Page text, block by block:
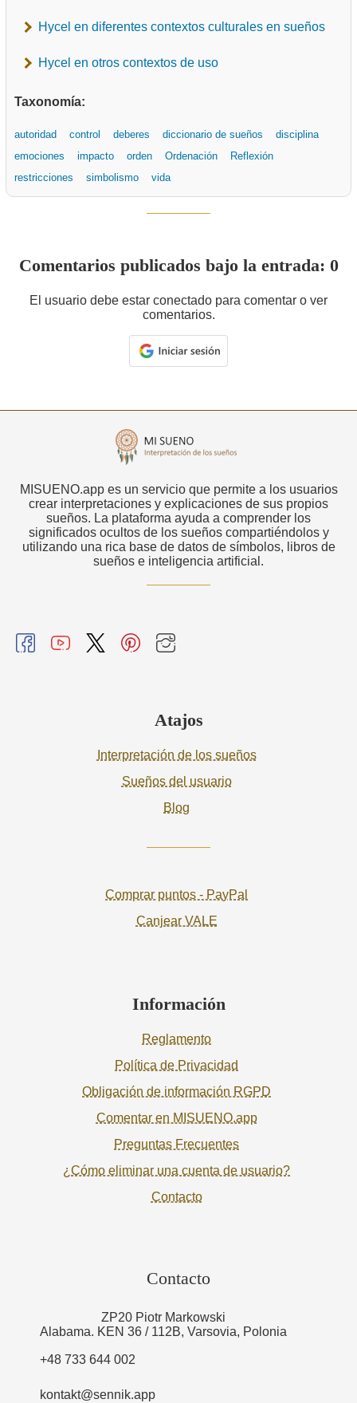
Hycel en diferentes contextos culturales en sueños
Hycel en otros contextos de uso
Taxonomía:
autoridad control deberes diccionario de sueños
disciplina
emociones
impacto orden Ordenación
Reflexión
restricciones
simbolismo vida
Comentarios publicados bajo la entrada: 0
El usuario debe estar conectado para comentar o ver
comentarios.
MISUENO.app es un servicio que permite a los usuarios
crear interpretaciones y explicaciones de sus propios
sueños. La plataforma ayuda a comprender los
significados ocultos de los sueños compartiéndolos y
utilizando una rica base de datos de símbolos, libros de
sueños e inteligencia artificial.
Atajos
Interpretación de los sueños
Sueños del usuario
Blog
Comprar puntos - PayPal
Canjear VALE
Información
Reglamento
Política de Privacidad
Obligación de información RGPD
Comentar en MISUENO.app
Preguntas Frecuentes
¿Cómo eliminar una cuenta de usuario?
Contacto
Contacto
ZP20 Piotr Markowski
Alabama. KEN 36 / 112B, Varsovia, Polonia
+48 733 644 002
kontakt@sennik.app